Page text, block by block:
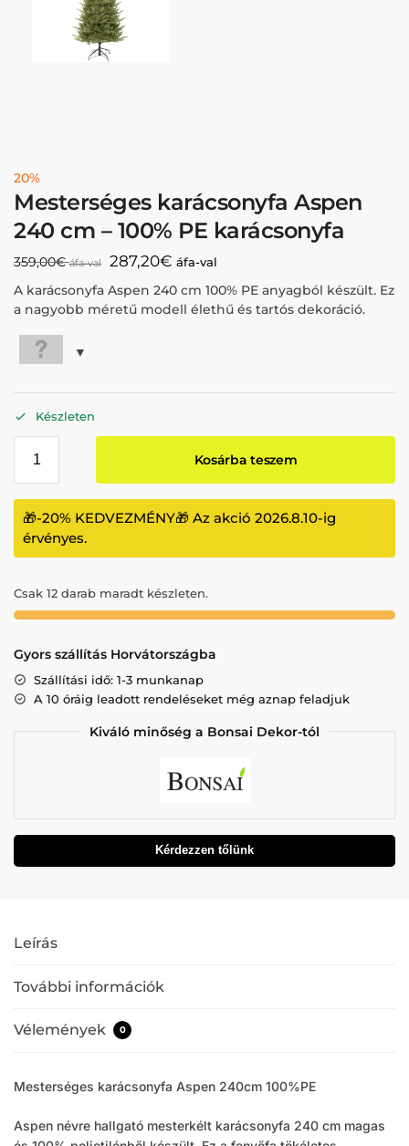
20%
Mesterséges karácsonyfa Aspen
240 cm – 100% PE karácsonyfa
359,00€ áfa-val 287,20€ áfa-val
A karácsonyfa Aspen 240 cm 100% PE anyagból készült. Ez
a nagyobb méretű modell élethű és tartós dekoráció.
Készleten
Kosárba teszem
🎁-20% KEDVEZMÉNY🎁 Az akció 2026.8.10-ig
érvényes.
Csak 12 darab maradt készleten.
Gyors szállítás Horvátországba
Szállítási idő: 1-3 munkanap
A 10 óráig leadott rendeléseket még aznap feladjuk
Kiváló minőség a Bonsai Dekor-tól
Kérdezzen tőlünk
Leírás
További információk
Vélemények 0
Mesterséges karácsonyfa Aspen 240cm 100%PE
Aspen névre hallgató mesterkélt karácsonyfa 240 cm magas